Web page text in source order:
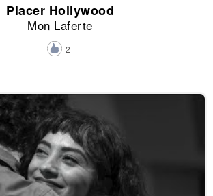
Placer Hollywood
Mon Laferte
2